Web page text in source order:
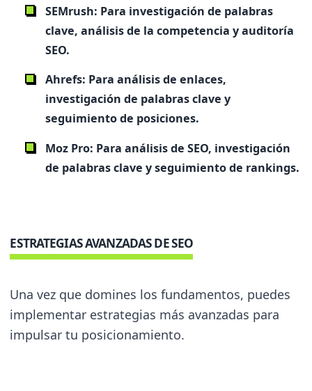
SEMrush: Para investigación de palabras
clave, análisis de la competencia y auditoría
SEO.
Ahrefs: Para análisis de enlaces,
investigación de palabras clave y
seguimiento de posiciones.
Moz Pro: Para análisis de SEO, investigación
de palabras clave y seguimiento de rankings.
ESTRATEGIAS AVANZADAS DE SEO
Una vez que domines los fundamentos, puedes
implementar estrategias más avanzadas para
impulsar tu posicionamiento.